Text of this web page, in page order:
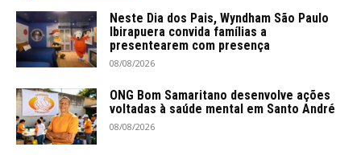
Neste Dia dos Pais, Wyndham São Paulo
Ibirapuera convida famílias a
presentearem com presença
08/08/2026
ONG Bom Samaritano desenvolve ações
voltadas à saúde mental em Santo André
08/08/2026